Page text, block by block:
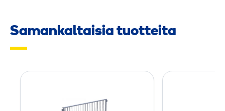
Samankaltaisia tuotteita
t